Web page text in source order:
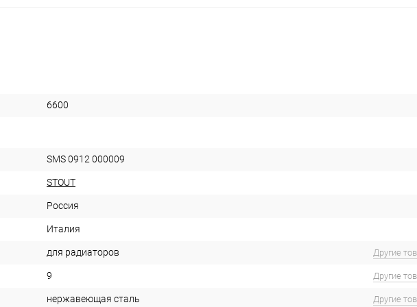
6600
SMS 0912 000009
STOUT
Россия
Италия
для радиаторов Другие
9 Другие
нержавеющая сталь Другие